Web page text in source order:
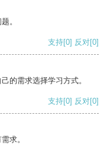
。
支持[0] 反对[0]
的需求选择学习方式。
支持[0] 反对[0]
求。